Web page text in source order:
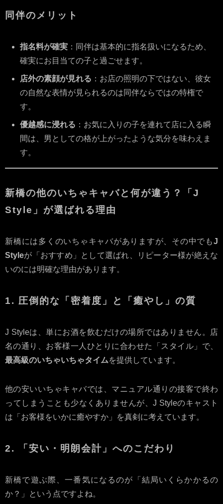
同伴のメリット
指名料が確実 ：同伴は基本的に指名扱いになるため、
確実にお目当ての子と過ごせます。
店外の素顔が見れる ：お店の照明の下ではない、彼女
の自然な表情が見られるのは同伴ならではの特権で
す。
優越感に浸れる ：お気に入りの子を連れて店に入る瞬
間は、男としての格が上がったような気分を味わえま
す。
新橋の他のいちゃキャバと何が違う？「J
Style」が選ばれる理由
新橋には多くのいちゃキャバがありますが、その中でもJ
Styleが「おすすめ」として選ばれ、リピーター様が絶えな
いのには明確な理由があります。
1. 圧倒的な「密着度」と「癒やし」の質
J Styleは、単にお酒を飲むだけの場所ではありません。店
名の通り、お客様一人ひとりに合わせた「スタイル」で、
最高級のいちゃいちゃタイムを提供しています。
他の安いいちゃキャバでは、マニュアル通りの接客で終わ
ってしまうことも少なくありませんが、J Styleのキャスト
は「お客様をいかに癒やすか」を真剣に考えています。
2. 「安い・明朗会計」へのこだわり
新橋で遊ぶ際、一番気になるのが「結局いくらかかるの
か？」という点ですよね。